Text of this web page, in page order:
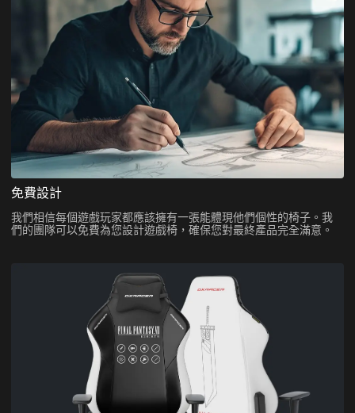
免費設計
我們相信每個遊戲玩家都應該擁有一張能體現他們個性的椅子。我
們的團隊可以免費為您設計遊戲椅，確保您對最終產品完全滿意。